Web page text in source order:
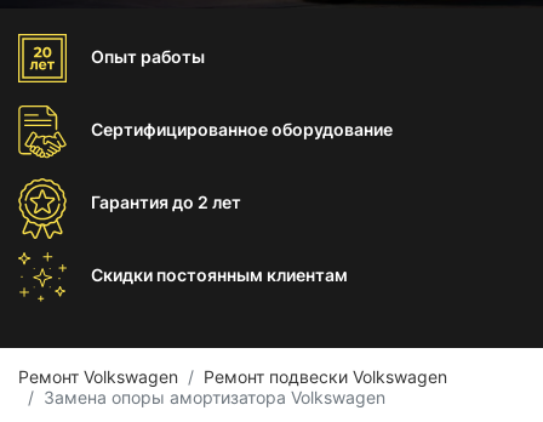
Опыт работы
Сертифицированноеоборудование
Гарантиядо 2 лет
Скидки постоянным клиентам
Ремонт Volkswagen
Ремонт подвески Volkswagen
Замена опоры амортизатора Volkswagen